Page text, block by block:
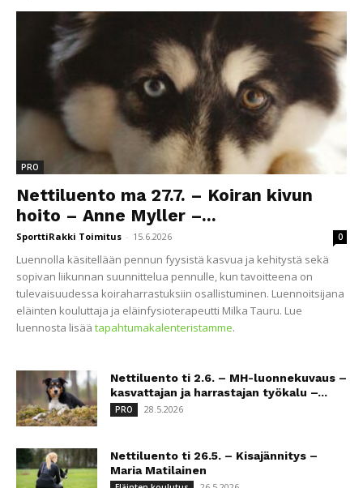
PRO
Nettiluento ma 27.7. – Koiran kivun
hoito – Anne Myller –...
SporttiRakki Toimitus - 15.6.2026 0
Luennolla käsitellään pennun fyysistä kasvua ja kehitystä sekä
sopivan liikunnan suunnittelua pennulle, kun tavoitteena on
tulevaisuudessa koiraharrastuksiin osallistuminen. Luennoitsijana
eläinten kouluttaja ja eläinfysioterapeutti Milka Tauru. Lue
luennosta lisää tapahtumakalenteristamme.
Nettiluento ti 2.6. – MH-luonnekuvaus –
kasvattajan ja harrastajan työkalu –...
PRO 28.5.2026
Nettiluento ti 26.5. – Kisajännitys –
Maria Matilainen